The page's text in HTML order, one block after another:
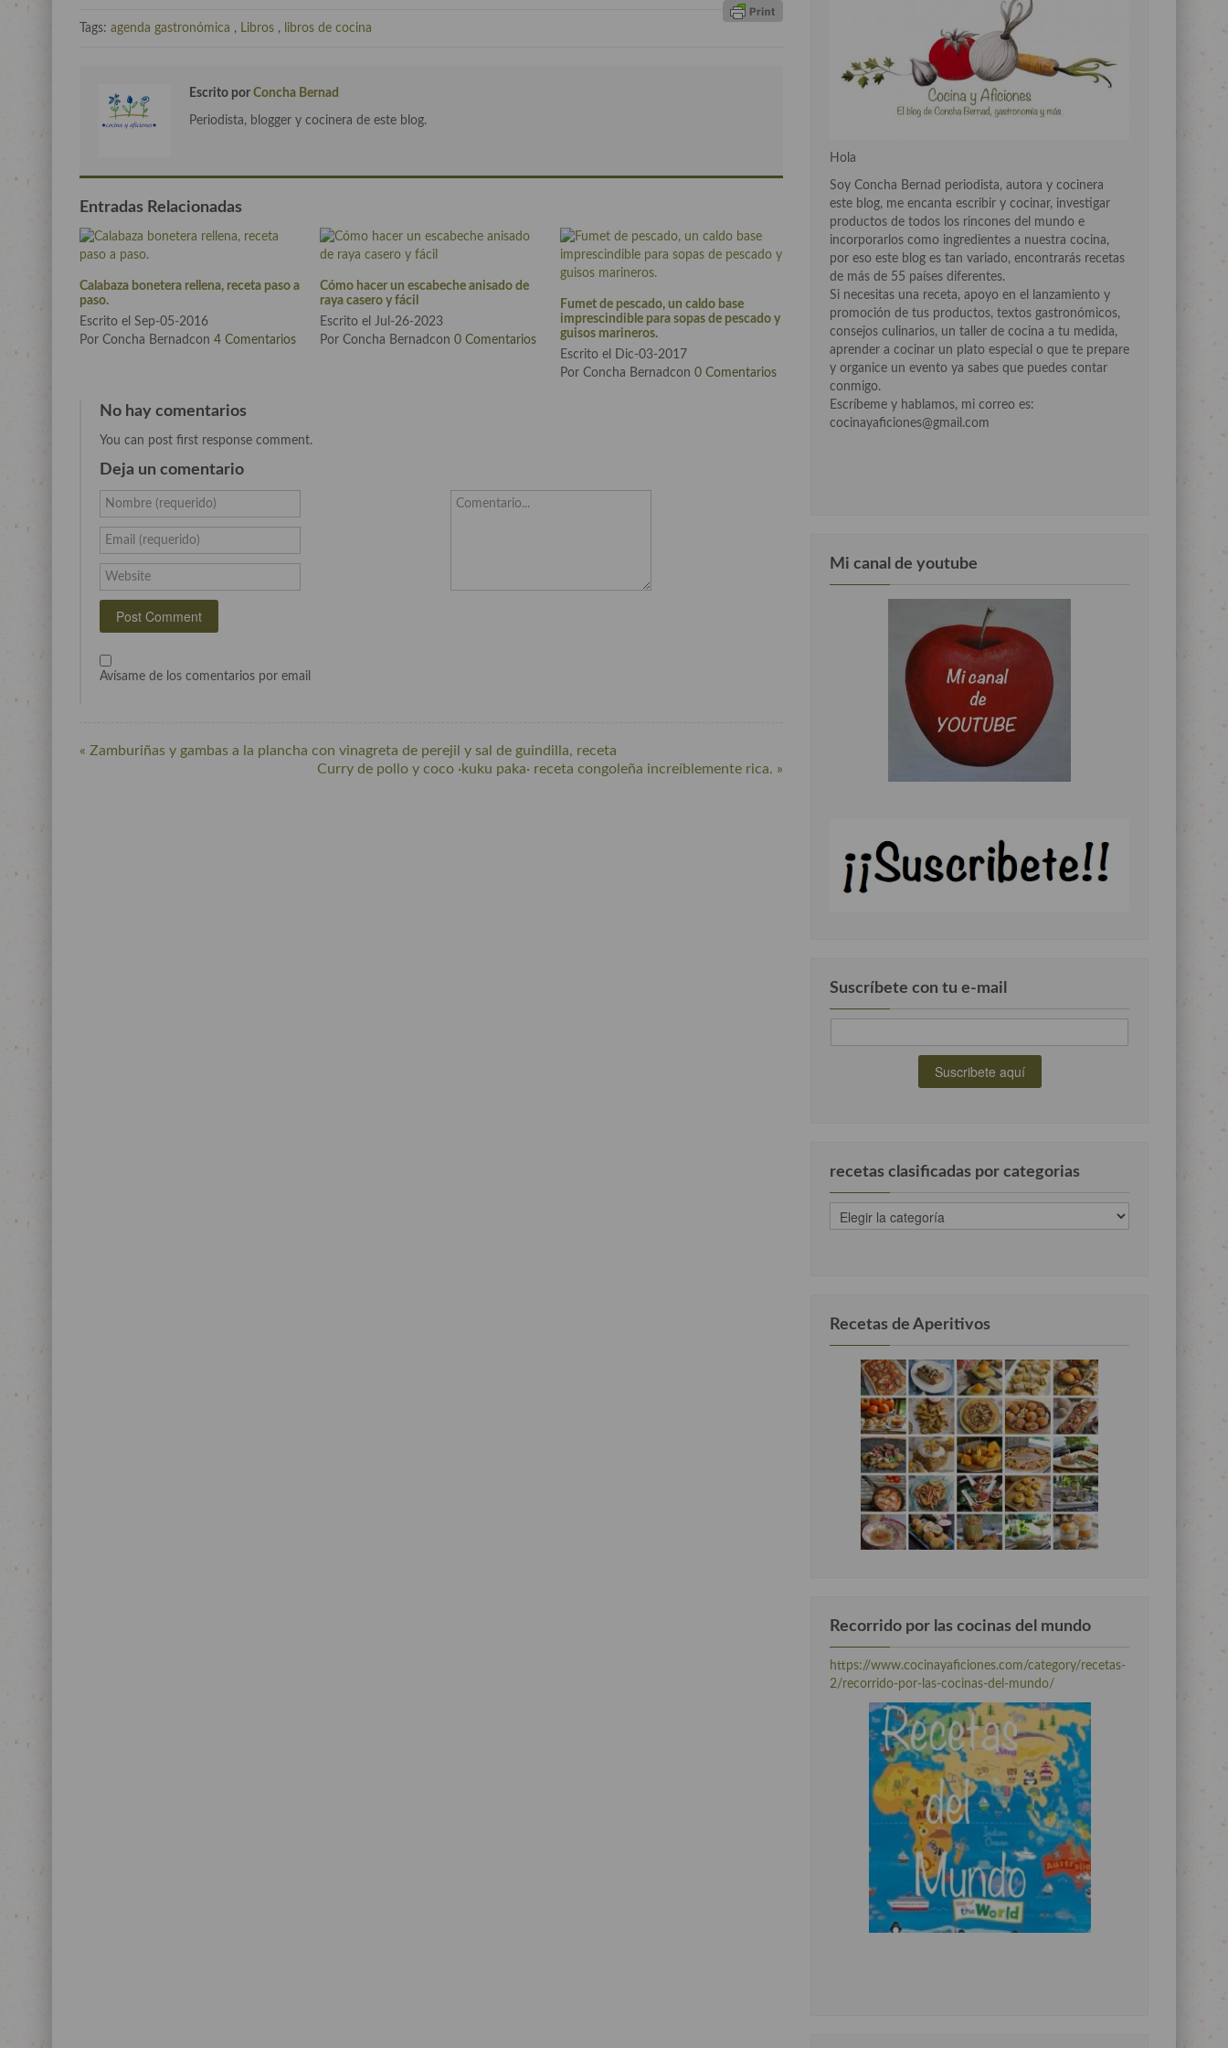
Tags: agenda gastronómica , Libros , libros de cocina
Escrito por Concha Bernad
Periodista, blogger y cocinera de este blog.
Entradas Relacionadas
Calabaza bonetera rellena, receta paso a
paso.
Escrito el Sep-05-2016
Por Concha Bernadcon 4 Comentarios
Cómo hacer un escabeche anisado de
raya casero y fácil
Escrito el Jul-26-2023
Por Concha Bernadcon0 Comentarios
Fumet de pescado, un caldo base
imprescindible para sopas de pescado y
guisos marineros.
Escrito el Dic-03-2017
Por Concha Bernadcon0 Comentarios
No hay comentarios
You can post first response comment.
Deja un comentario
Nombre (requerido)
Email (requerido)
Website
Comentario...
Avísame de los comentarios por email
« Zamburiñas y gambas a la plancha con vinagreta de perejil y sal de guindilla, receta
Curry de pollo y coco ·kuku paka· receta congoleña increíblemente rica. »
Hola
Soy Concha Bernad periodista, autora y cocinera
este blog, me encanta escribir y cocinar, investigar
productos de todos los rincones del mundo e
incorporarlos como ingredientes a nuestra cocina,
por eso este blog es tan variado, encontrarás recetas
de más de 55 países diferentes.
Si necesitas una receta, apoyo en el lanzamiento y
promoción de tus productos, textos gastronómicos,
consejos culinarios, un taller de cocina a tu medida,
aprender a cocinar un plato especial o que te prepare
y organice un evento ya sabes que puedes contar
conmigo.
Escríbeme y hablamos, mi correo es:
cocinayaficiones@gmail.com
Mi canal de youtube
Suscríbete con tu e-mail
recetas clasificadas por categorias
recetas
clasificadas
Recetas de Aperitivos
Recorrido por las cocinas del mundo
https://www.cocinayaficiones.com/category/recetas-
2/recorrido-por-las-cocinas-del-mundo/